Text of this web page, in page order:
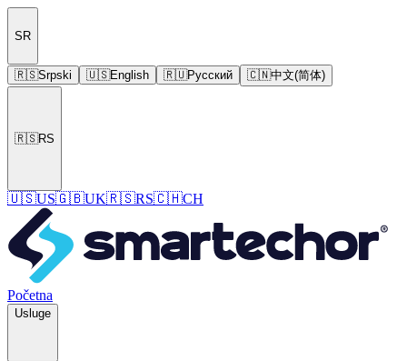
SR
🇷🇸Srpski 🇺🇸English 🇷🇺Русский 🇨🇳中文(简体)
🇷🇸RS
🇺🇸US🇬🇧UK🇷🇸RS🇨🇭CH
Početna
Usluge